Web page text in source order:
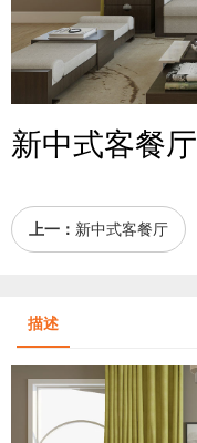
新中式客餐厅
上一： 新中式客餐厅
描述